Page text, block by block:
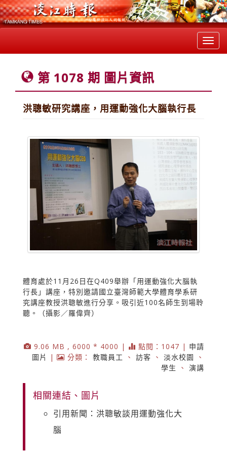
第 1078 期 圖片資訊
洪聰敏研究講座，用運動強化大腦執行長
體育處於11月26日在Q409舉辦「用運動強化大腦執
行長」講座，特別邀請國立臺灣師範大學體育學系研
究講座教授洪聰敏進行分享。吸引近100名師生到場聆
聽。（攝影／羅偉齊）
9.06 MB , 6000 * 4000 | 點閱：1047 | 申請
圖片
| 分類： 教職員工 、 訪客 、 淡水校園
、
學生
、 演講
相關連結、圖片
引用新聞：洪聰敏談用運動強化大
腦